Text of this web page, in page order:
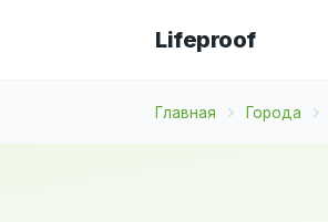
Lifeproof
Главная Города